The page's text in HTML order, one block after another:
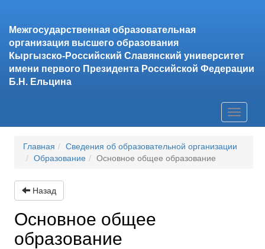
Межгосударственная образовательная
организация высшего образования
Кыргызско-Российский Славянский университет
имени первого Президента Российской Федерации
Б.Н. Ельцина
Toggle
Главная
Сведения об образовательной организации
Образование
Основное общее образование
Назад
Основное общее
образование